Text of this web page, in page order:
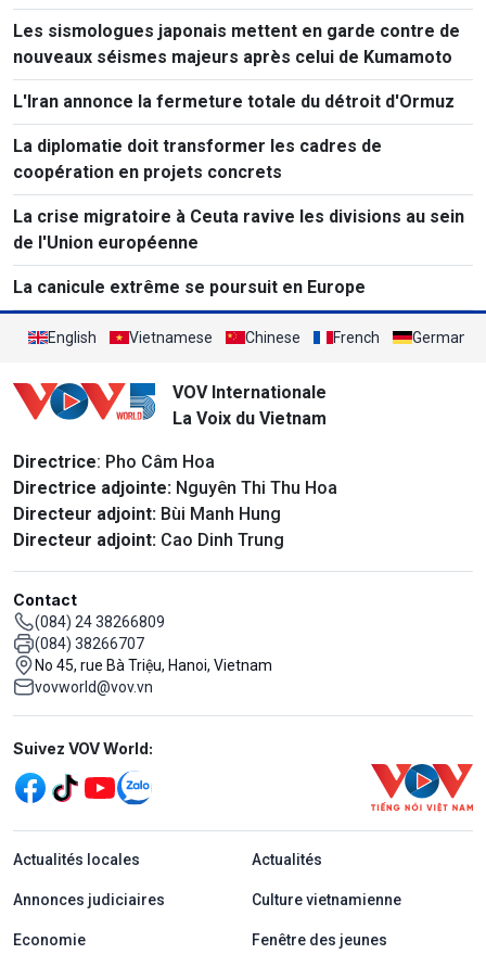
Les sismologues japonais mettent en garde contre de
nouveaux séismes majeurs après celui de Kumamoto
L'Iran annonce la fermeture totale du détroit d'Ormuz
La diplomatie doit transformer les cadres de
coopération en projets concrets
La crise migratoire à Ceuta ravive les divisions au sein
de l'Union européenne
La canicule extrême se poursuit en Europe
English Vietnamese Chinese French German
VOV Internationale
La Voix du Vietnam
Directrice: Pho Câm Hoa
Directrice adjointe: Nguyên Thi Thu Hoa
Directeur adjoint: Bùi Manh Hung
Directeur adjoint: Cao Dinh Trung
Contact
(084) 24 38266809
(084) 38266707
No 45, rue Bà Triệu, Hanoi, Vietnam
vovworld@vov.vn
Mạng xã hội
Suivez VOV World:
menu footer tiếng Pháp
Actualités locales Actualités
Annonces judiciaires Culture vietnamienne
Economie Fenêtre des jeunes